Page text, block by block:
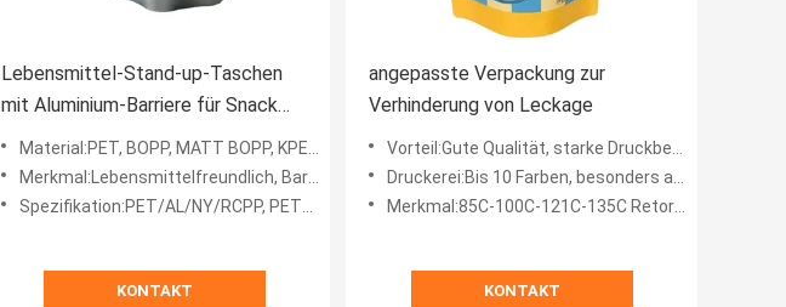
Lebensmittel-Stand-up-Taschen
mit Aluminium-Barriere für Snack
und Flüssigkeit
Material:PET, BOPP, MATT BOPP, KPET, PE, CPP, RCPP, MPET, Alu, usw. Lamiert
Merkmal:Lebensmittelfreundlich, Barriere, Retortable, Antioxidation, langlebig, Komfort Wiederverwendung, he
Spezifikation:PET/AL/NY/RCPP, PET/AL/PE, BOPP/VMPET/PE, PET/NY/PE, individuell angepasst
KONTAKT
angepasste Verpackung zur
Verhinderung von Leckage
Vorteil:Gute Qualität, starke Druckbeständigkeit, hohe Temperaturentfernung, schnelle Lieferung, gute Stand-
Druckerei:Bis 10 Farben, besonders angefertigt
Merkmal:85C-100C-121C-135C Retort, hohe Barriere, starke Dichtung, undicht und feuchtigkeitsdicht, frei gefo
KONTAKT